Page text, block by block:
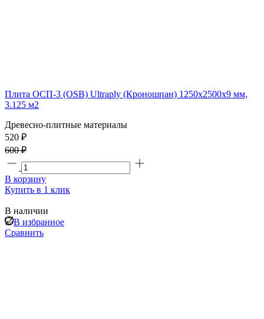
Плита ОСП-3 (OSB) Ultraply (Кроношпан) 1250x2500x9 мм,
3.125 м2
Древесно-плитные материалы
520 ₽
600 ₽
В корзину
Купить в 1 клик
В наличии
В избранное
Сравнить